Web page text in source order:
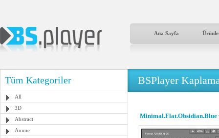
Ana Sayfa
Tüm Kategoriler
All
3D
Abstract
Anime
BSPlayer
Minimal.Flat.Obsidian.Blue